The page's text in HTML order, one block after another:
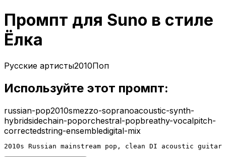
Промпт для Suno в стиле
Ёлка
Русские артисты2010Поп
Используйте этот промпт:
russian-pop2010smezzo-sopranoacoustic-synth-
hybridsidechain-poporchestral-popbreathy-vocalpitch-
correctedstring-ensembledigital-mix
2010s Russian mainstream pop, clean DI acoustic